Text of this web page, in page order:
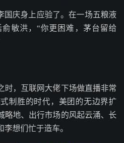
国庆身上应验了。在一场五粮液
敏洪，“你更困难，茅台留给
时，互联网大佬下场做直播非常
制胜的时代，美团的无边界扩
略地、出行市场的风起云涌、长
想们忙于造车。